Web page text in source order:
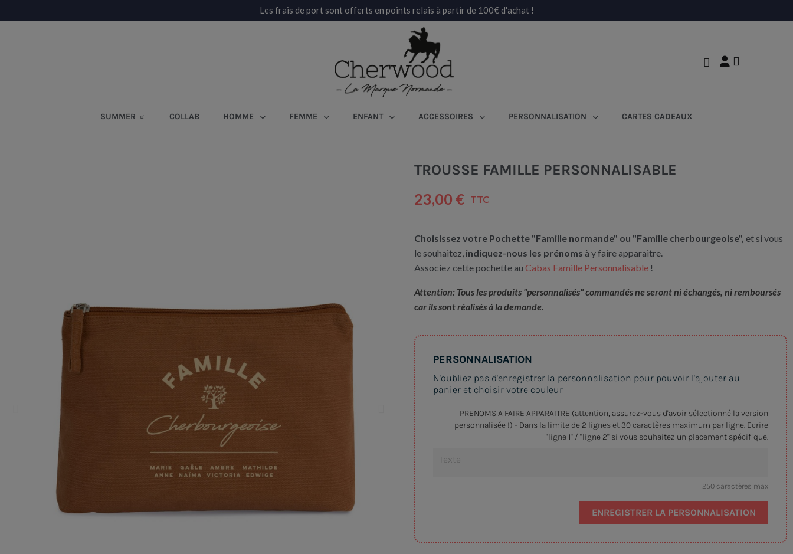
Les frais de port sont offerts en points relais à partir de 100€ d'achat !
SUMMER ☼ COLLAB HOMME FEMME ENFANT ACCESSOIRES PERSONNALISATION CARTES CADEAUX
TROUSSE FAMILLE PERSONNALISABLE
23,00 € TTC
Choisissez votre Pochette "Famille normande" ou "Famille cherbourgeoise", et si vous
le souhaitez, indiquez-nous les prénoms à y faire apparaitre.
Associez cette pochette au Cabas Famille Personnalisable !
Attention: Tous les produits "personnalisés" commandés ne seront ni échangés, ni remboursés
car ils sont réalisés à la demande.
PERSONNALISATION
N'oubliez pas d'enregistrer la personnalisation pour pouvoir l'ajouter au
panier et choisir votre couleur
PRENOMS A FAIRE APPARAITRE (attention, assurez-vous d'avoir sélectionné la version
personnalisée !) - Dans la limite de 2 lignes et 30 caractères maximum par ligne. Ecrire
"ligne 1" / "ligne 2" si vous souhaitez un placement spécifique.
250 caractères max
ENREGISTRER LA PERSONNALISATION